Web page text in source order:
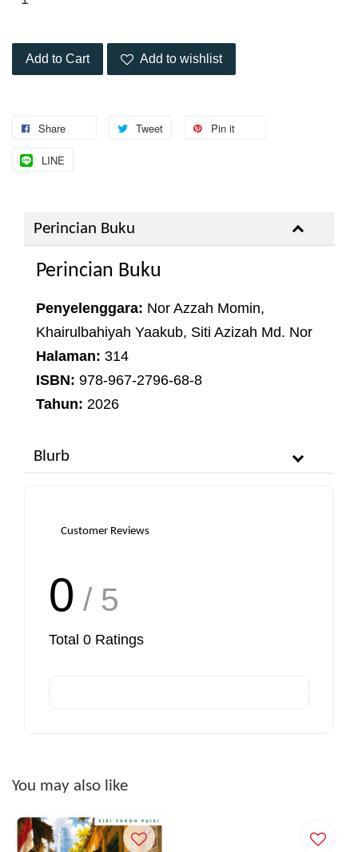
Add to Cart Add to wishlist
Share Tweet Pin it
LINE
Perincian Buku
Perincian Buku
Penyelenggara: Nor Azzah Momin,
Khairulbahiyah Yaakub, Siti Azizah Md. Nor
Halaman: 314
ISBN: 978-967-2796-68-8
Tahun: 2026
Blurb
Customer Reviews
0 / 5
Total 0 Ratings
You may also like